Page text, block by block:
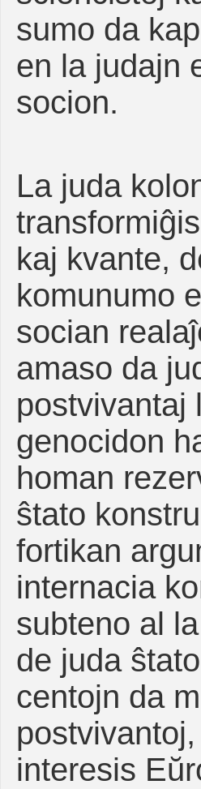
sumo da
en la judajn
socion.
La juda
kaj kvante,
komunumo
socian
amaso da
postvivantaj
genocidon
homan
ŝtato
fortikan
internacia
subteno al
de juda
centojn da
interesis